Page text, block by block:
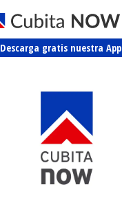
Descarga gratis nuestra App